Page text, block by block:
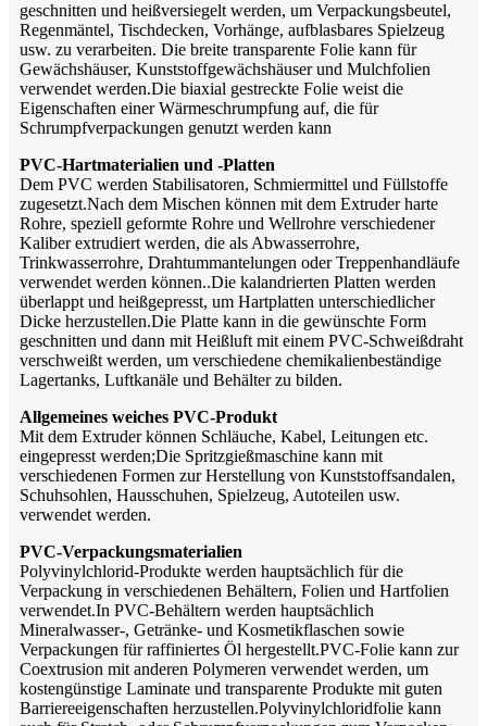
geschnitten und heißversiegelt werden, um Verpackungsbeutel,
Regenmäntel, Tischdecken, Vorhänge, aufblasbares Spielzeug
usw. zu verarbeiten. Die breite transparente Folie kann für
Gewächshäuser, Kunststoffgewächshäuser und Mulchfolien
verwendet werden.Die biaxial gestreckte Folie weist die
Eigenschaften einer Wärmeschrumpfung auf, die für
Schrumpfverpackungen genutzt werden kann
PVC-Hartmaterialien und -Platten
Dem PVC werden Stabilisatoren, Schmiermittel und Füllstoffe
zugesetzt.Nach dem Mischen können mit dem Extruder harte
Rohre, speziell geformte Rohre und Wellrohre verschiedener
Kaliber extrudiert werden, die als Abwasserrohre,
Trinkwasserrohre, Drahtummantelungen oder Treppenhandläufe
verwendet werden können..Die kalandrierten Platten werden
überlappt und heißgepresst, um Hartplatten unterschiedlicher
Dicke herzustellen.Die Platte kann in die gewünschte Form
geschnitten und dann mit Heißluft mit einem PVC-Schweißdraht
verschweißt werden, um verschiedene chemikalienbeständige
Lagertanks, Luftkanäle und Behälter zu bilden.
Allgemeines weiches PVC-Produkt
Mit dem Extruder können Schläuche, Kabel, Leitungen etc.
eingepresst werden;Die Spritzgießmaschine kann mit
verschiedenen Formen zur Herstellung von Kunststoffsandalen,
Schuhsohlen, Hausschuhen, Spielzeug, Autoteilen usw.
verwendet werden.
PVC-Verpackungsmaterialien
Polyvinylchlorid-Produkte werden hauptsächlich für die
Verpackung in verschiedenen Behältern, Folien und Hartfolien
verwendet.In PVC-Behältern werden hauptsächlich
Mineralwasser-, Getränke- und Kosmetikflaschen sowie
Verpackungen für raffiniertes Öl hergestellt.PVC-Folie kann zur
Coextrusion mit anderen Polymeren verwendet werden, um
kostengünstige Laminate und transparente Produkte mit guten
Barriereeigenschaften herzustellen.Polyvinylchloridfolie kann